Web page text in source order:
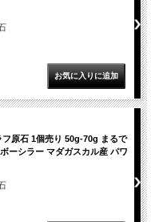
原石 1個売り 50g-70g まるで
ーシラー マダガスカル産 パワ